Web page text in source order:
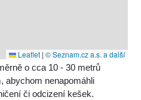
Leaflet | © Seznam.cz a.s. a další
o cca 10 - 30 metrů
abychom nenapomáhli
či odcizení kešek.